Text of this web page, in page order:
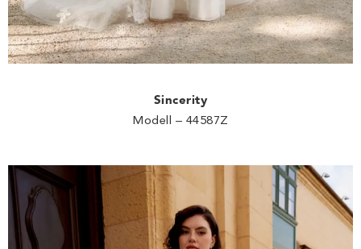
Sincerity
Modell – 44587Z